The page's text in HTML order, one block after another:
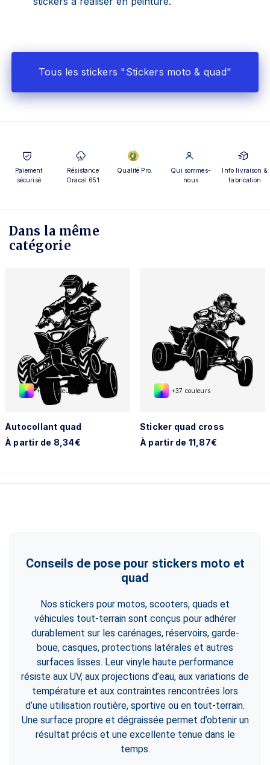
Tous les stickers "Stickers moto & quad"
Paiement
sécurisé
Résistance
Oracal 651
Qualité Pro.
Qui sommes-
nous
Info livraison &
fabrication
Dans la même
catégorie
+37 couleurs
Autocollant quad
À partir de 8,34€
+37 couleurs
Sticker quad cross
À partir de 11,87€
Conseils de pose pour stickers moto et
quad
Nos stickers pour motos, scooters, quads et
véhicules tout-terrain sont conçus pour adhérer
durablement sur les carénages, réservoirs, garde-
boue, casques, protections latérales et autres
surfaces lisses. Leur vinyle haute performance
résiste aux UV, aux projections d’eau, aux variations de
température et aux contraintes rencontrées lors
d’une utilisation routière, sportive ou en tout-terrain.
Une surface propre et dégraissée permet d’obtenir un
résultat précis et une excellente tenue dans le
temps.